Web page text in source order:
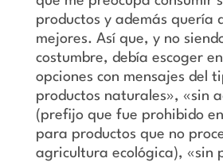
productos y además quería
mejores. Así que, y no
costumbre, debía escoger
opciones con mensajes del
productos naturales», «sin
(prefijo que fue prohibido
para productos que no
agricultura ecológica), «sin